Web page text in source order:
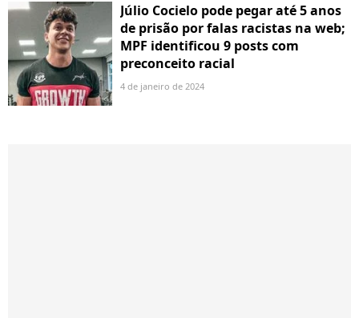
Júlio Cocielo pode pegar até 5 anos
de prisão por falas racistas na web;
MPF identificou 9 posts com
preconceito racial
4 de janeiro de 2024